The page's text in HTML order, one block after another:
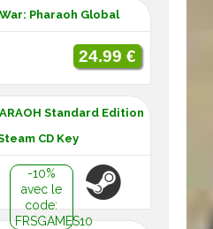
Pharaoh Global
24.99 €
Standard Edition
CD Key
-10%
avec le
code:
FRSGAMES10